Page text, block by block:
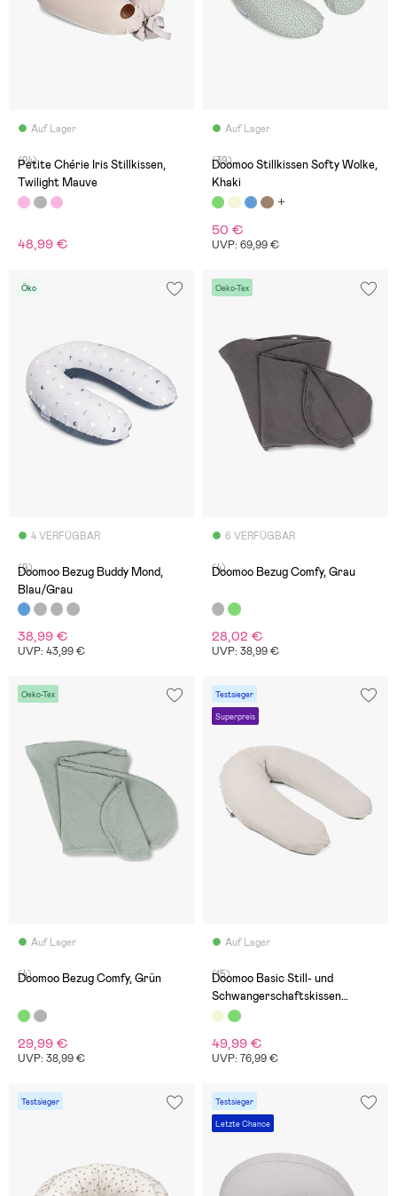
Auf Lager
(24)
Petite Chérie Iris Stillkissen,
Twilight Mauve
48,99 €
Auf Lager
(39)
Doomoo Stillkissen Softy Wolke,
Khaki
50 €
UVP: 69,99 €
Öko
4 VERFÜGBAR
(9)
Doomoo Bezug Buddy Mond,
Blau/Grau
38,99 €
UVP: 43,99 €
Oeko-Tex
6 VERFÜGBAR
(4)
Doomoo Bezug Comfy, Grau
28,02 €
UVP: 38,99 €
Oeko-Tex
Auf Lager
(4)
Doomoo Bezug Comfy, Grün
29,99 €
UVP: 38,99 €
Testsieger
Superpreis
Auf Lager
(15)
Doomoo Basic Still- und
Schwangerschaftskissen
Musselin, Beige
49,99 €
UVP: 76,99 €
Testsieger Testsieger
Letzte Chance